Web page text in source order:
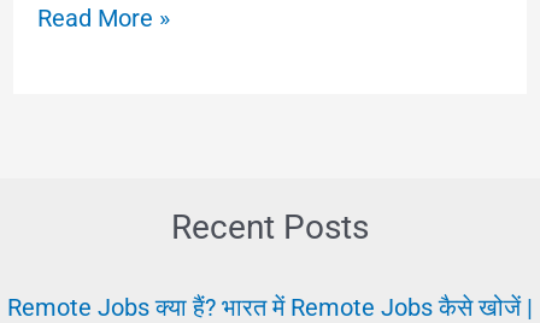
Chaprasi
|
Read More »
Recent Posts
Remote Jobs क्या हैं? भारत में Remote Jobs कैसे खोजें |